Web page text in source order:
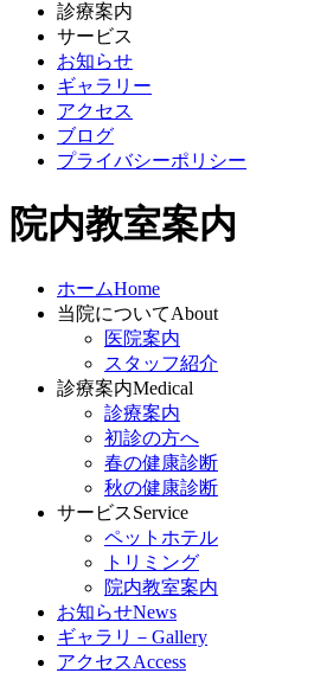
診療案内
サービス
お知らせ
ギャラリー
アクセス
ブログ
プライバシーポリシー
院内教室案内
ホームHome
当院についてAbout
医院案内
スタッフ紹介
診療案内Medical
診療案内
初診の方へ
春の健康診断
秋の健康診断
サービスService
ペットホテル
トリミング
院内教室案内
お知らせNews
ギャラリ－ Gallery
アクセスAccess